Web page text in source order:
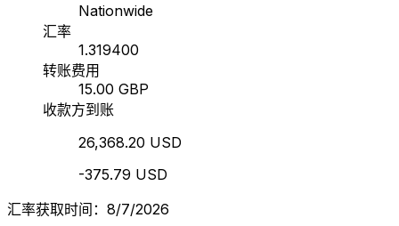
Nationwide
汇率
1.319400
转账费用
15.00 GBP
收款方到账
26,368.20 USD
-375.79 USD
汇率获取时间：8/7/2026